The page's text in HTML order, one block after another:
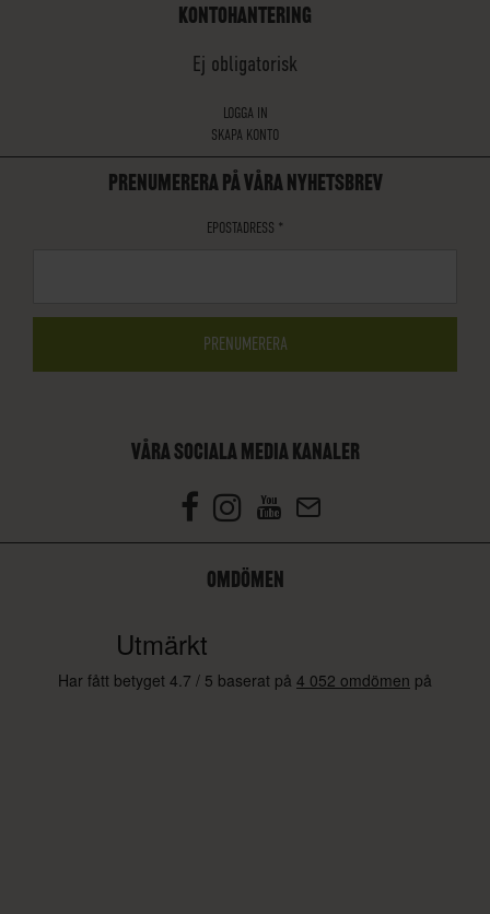
KONTOHANTERING
Ej obligatorisk
LOGGA IN
SKAPA KONTO
PRENUMERERA PÅ VÅRA NYHETSBREV
EPOSTADRESS *
VÅRA SOCIALA MEDIA KANALER
OMDÖMEN